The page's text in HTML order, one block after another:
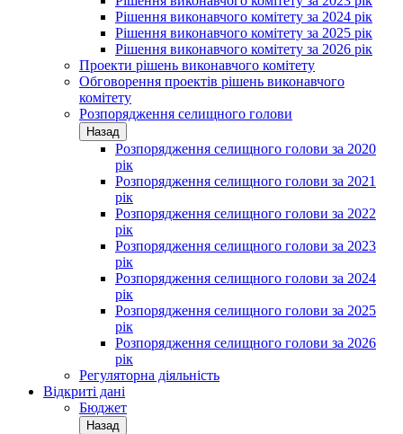
Рішення виконавчого комітету за 2024 рік
Рішення виконавчого комітету за 2025 рік
Рішення виконавчого комітету за 2026 рік
Проекти рішень виконавчого комітету
Обговорення проектів рішень виконавчого
комітету
Розпорядження селищного голови
Назад
Розпорядження селищного голови за 2020
рік
Розпорядження селищного голови за 2021
рік
Розпорядження селищного голови за 2022
рік
Розпорядження селищного голови за 2023
рік
Розпорядження селищного голови за 2024
рік
Розпорядження селищного голови за 2025
рік
Розпорядження селищного голови за 2026
рік
Регуляторна діяльність
Відкриті дані
Бюджет
Назад